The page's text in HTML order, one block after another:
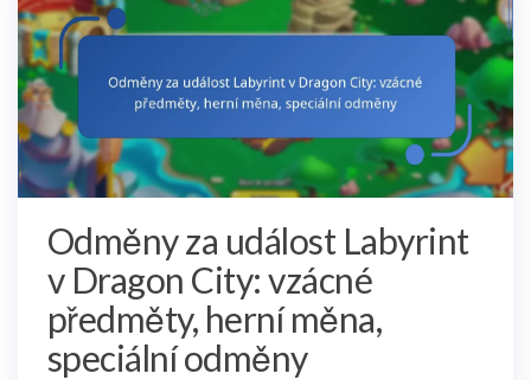
Odměny za událost Labyrint
v Dragon City: vzácné
předměty, herní měna,
speciální odměny